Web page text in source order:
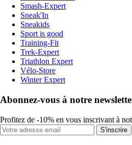
Smash-Expert
Sneak'In
Sneakids
Sport is good
Training-Fit
Trek-Expert
Triathlon Expert
Vélo-Store
Winter Expert
Abonnez-vous à notre
Profitez de -10% en vous inscrivant à
S'inscrire